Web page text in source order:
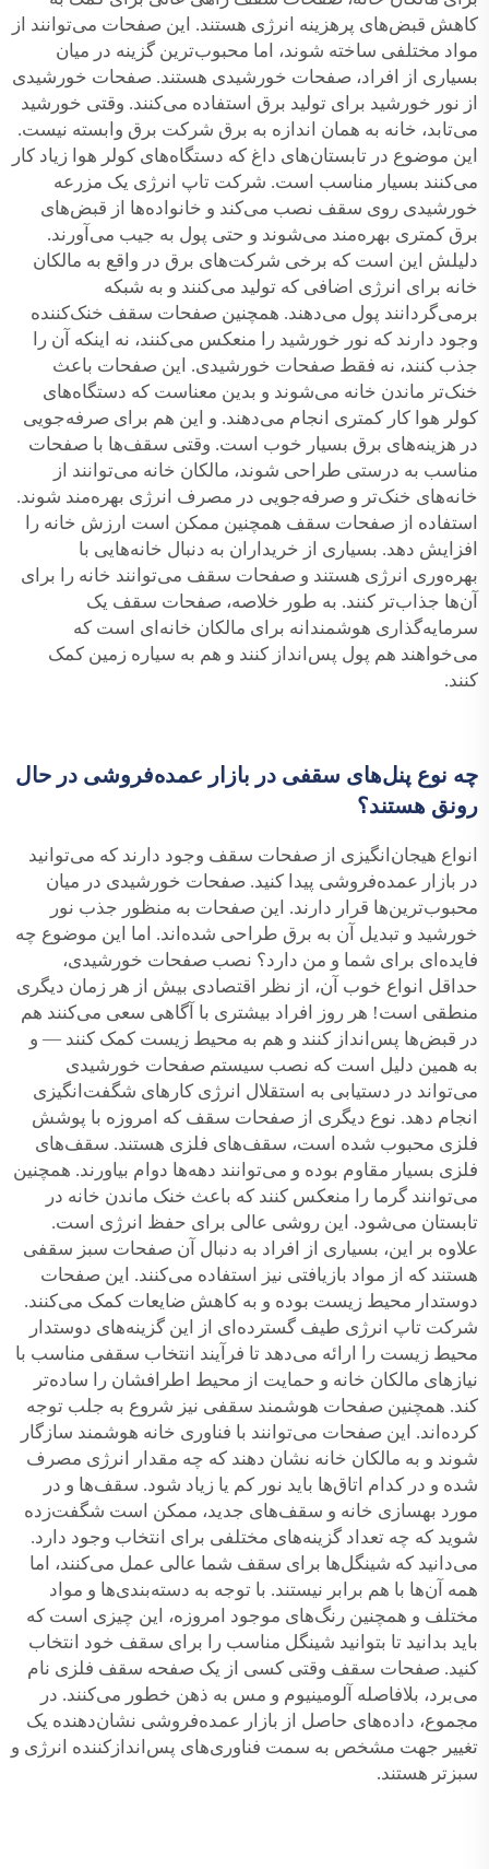
کاهش قبض‌های پرهزینه انرژی هستند. این صفحات می‌توانند از
مواد مختلفی ساخته شوند، اما محبوب‌ترین گزینه در میان
بسیاری از افراد، صفحات خورشیدی هستند. صفحات خورشیدی
از نور خورشید برای تولید برق استفاده می‌کنند. وقتی خورشید
می‌تابد، خانه به همان اندازه به برق شرکت برق وابسته نیست.
این موضوع در تابستان‌های داغ که دستگاه‌های کولر هوا زیاد کار
می‌کنند بسیار مناسب است. شرکت تاپ انرژی یک مزرعه
خورشیدی روی سقف نصب می‌کند و خانواده‌ها از قبض‌های
برق کمتری بهره‌مند می‌شوند و حتی پول به جیب می‌آورند.
دلیلش این است که برخی شرکت‌های برق در واقع به مالکان
خانه برای انرژی اضافی که تولید می‌کنند و به شبکه
برمی‌گردانند پول می‌دهند. همچنین صفحات سقف خنک‌کننده
وجود دارند که نور خورشید را منعکس می‌کنند، نه اینکه آن را
جذب کنند، نه فقط صفحات خورشیدی. این صفحات باعث
خنک‌تر ماندن خانه می‌شوند و بدین معناست که دستگاه‌های
کولر هوا کار کمتری انجام می‌دهند. و این هم برای صرفه‌جویی
در هزینه‌های برق بسیار خوب است. وقتی سقف‌ها با صفحات
مناسب به درستی طراحی شوند، مالکان خانه می‌توانند از
خانه‌های خنک‌تر و صرفه‌جویی در مصرف انرژی بهره‌مند شوند.
استفاده از صفحات سقف همچنین ممکن است ارزش خانه را
افزایش دهد. بسیاری از خریداران به دنبال خانه‌هایی با
بهره‌وری انرژی هستند و صفحات سقف می‌توانند خانه را برای
آن‌ها جذاب‌تر کنند. به طور خلاصه، صفحات سقف یک
سرمایه‌گذاری هوشمندانه برای مالکان خانه‌ای است که
می‌خواهند هم پول پس‌انداز کنند و هم به سیاره زمین کمک
کنند.
چه نوع پنل‌های سقفی در بازار عمده‌فروشی در حال
رونق هستند؟
انواع هیجان‌انگیزی از صفحات سقف وجود دارند که می‌توانید
در بازار عمده‌فروشی پیدا کنید. صفحات خورشیدی در میان
محبوب‌ترین‌ها قرار دارند. این صفحات به منظور جذب نور
خورشید و تبدیل آن به برق طراحی شده‌اند. اما این موضوع چه
فایده‌ای برای شما و من دارد؟ نصب صفحات خورشیدی،
حداقل انواع خوب آن، از نظر اقتصادی بیش از هر زمان دیگری
منطقی است! هر روز افراد بیشتری با آگاهی سعی می‌کنند هم
در قبض‌ها پس‌انداز کنند و هم به محیط زیست کمک کنند — و
به همین دلیل است که نصب سیستم صفحات خورشیدی
می‌تواند در دستیابی به استقلال انرژی کارهای شگفت‌انگیزی
انجام دهد. نوع دیگری از صفحات سقف که امروزه با پوشش
فلزی محبوب شده است، سقف‌های فلزی هستند. سقف‌های
فلزی بسیار مقاوم بوده و می‌توانند دهه‌ها دوام بیاورند. همچنین
می‌توانند گرما را منعکس کنند که باعث خنک ماندن خانه در
تابستان می‌شود. این روشی عالی برای حفظ انرژی است.
علاوه بر این، بسیاری از افراد به دنبال آن صفحات سبز سقفی
هستند که از مواد بازیافتی نیز استفاده می‌کنند. این صفحات
دوستدار محیط زیست بوده و به کاهش ضایعات کمک می‌کنند.
شرکت تاپ انرژی طیف گسترده‌ای از این گزینه‌های دوستدار
محیط زیست را ارائه می‌دهد تا فرآیند انتخاب سقفی مناسب با
نیازهای مالکان خانه و حمایت از محیط اطرافشان را ساده‌تر
کند. همچنین صفحات هوشمند سقفی نیز شروع به جلب توجه
کرده‌اند. این صفحات می‌توانند با فناوری خانه هوشمند سازگار
شوند و به مالکان خانه نشان دهند که چه مقدار انرژی مصرف
شده و در کدام اتاق‌ها باید نور کم یا زیاد شود. سقف‌ها و در
مورد بهسازی خانه و سقف‌های جدید، ممکن است شگفت‌زده
شوید که چه تعداد گزینه‌های مختلفی برای انتخاب وجود دارد.
می‌دانید که شینگل‌ها برای سقف شما عالی عمل می‌کنند، اما
همه آن‌ها با هم برابر نیستند. با توجه به دسته‌بندی‌ها و مواد
مختلف و همچنین رنگ‌های موجود امروزه، این چیزی است که
باید بدانید تا بتوانید شینگل مناسب را برای سقف خود انتخاب
کنید. صفحات سقف وقتی کسی از یک صفحه سقف فلزی نام
می‌برد، بلافاصله آلومینیوم و مس به ذهن خطور می‌کنند. در
مجموع، داده‌های حاصل از بازار عمده‌فروشی نشان‌دهنده یک
تغییر جهت مشخص به سمت فناوری‌های پس‌اندازکننده انرژی و
سبزتر هستند.